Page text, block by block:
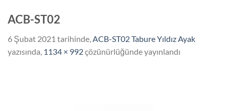
ACB-ST02
6 Şubat 2021 tarihinde,ACB-ST02 Tabure Yıldız Ayak
yazısında, 1134 × 992çözünürlüğünde yayınlandı